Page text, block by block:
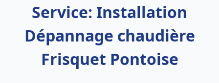
Service: Installation
Dépannage chaudière
Frisquet Pontoise